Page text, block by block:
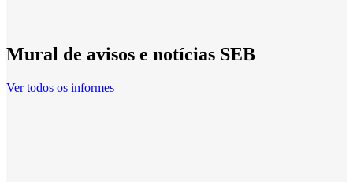
Mural de avisos e notícias SEB
Ver todos os informes